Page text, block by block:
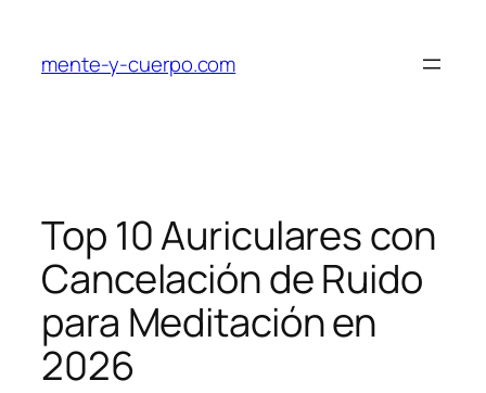
content
mente-y-cuerpo.com
Top 10 Auriculares con
Cancelación de Ruido
para Meditación en
2026